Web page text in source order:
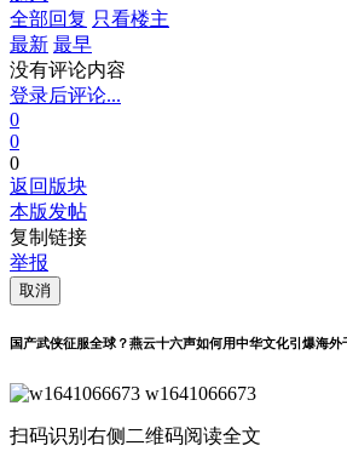
全部回复 只看楼主
最新 最早
没有评论内容
登录后评论...
0
0
0
返回版块
本版发帖
复制链接
举报
取消
国产武侠征服全球？燕云十六声如何用中华文化引爆海外
w1641066673
扫码识别右侧二维码阅读全文